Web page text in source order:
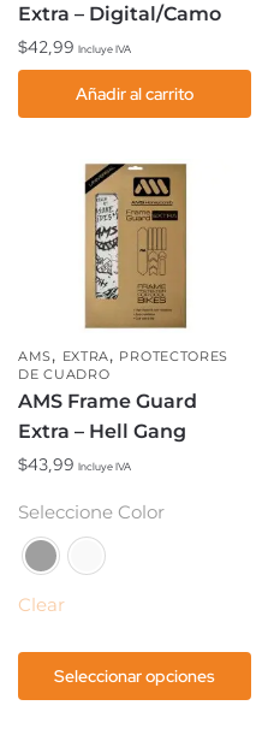
Extra – Digital/Camo
$42,99 Incluye IVA
Añadir al carrito
AMS, EXTRA, PROTECTORES
DE CUADRO
AMS Frame Guard
Extra – Hell Gang
$43,99 Incluye IVA
Seleccionar opciones
Este
producto
tiene
Las
opciones
se
Seleccione Color
Clear